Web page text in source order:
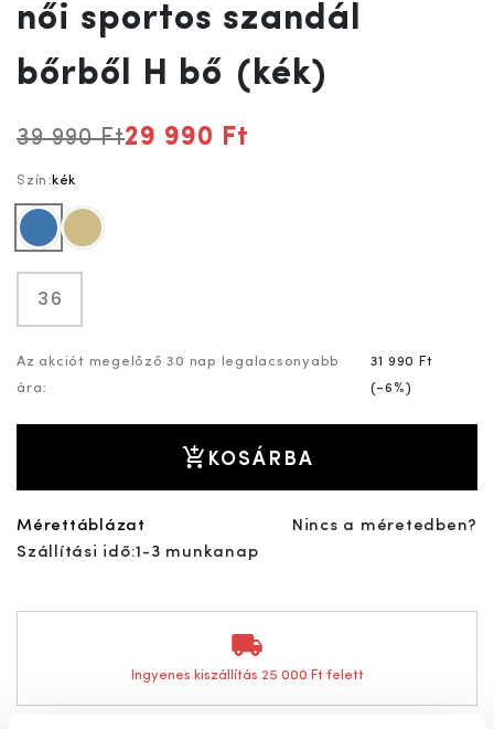
női sportos szandál
bőrből H bő (kék)
39 990 Ft29 990 Ft
Szín: kék
kék drapp
36
Az akciót megelőző 30 nap legalacsonyabb
ára:
31 990 Ft
(-6%)
KOSÁRBA
Mérettáblázat
Nincs a méretedben?
Szállítási idő:1-3 munkanap
Ingyenes kiszállítás 25 000 Ft felett